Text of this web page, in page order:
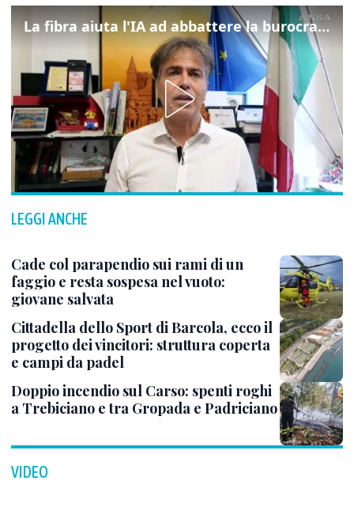
La fibra aiuta l'IA ad abbattere la burocrazia, progetto pilota in Veneto
LEGGI ANCHE
Cade col parapendio sui rami di un
faggio e resta sospesa nel vuoto:
giovane salvata
Cittadella dello Sport di Barcola, ecco il
progetto dei vincitori: struttura coperta
e campi da padel
Doppio incendio sul Carso: spenti roghi
a Trebiciano e tra Gropada e Padriciano
VIDEO